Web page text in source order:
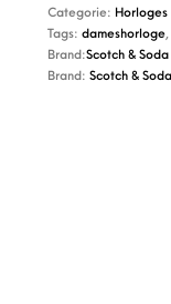
Categorie: Horloges
Tags: dameshorloge,
Brand:Scotch & Soda
Brand: Scotch & Soda